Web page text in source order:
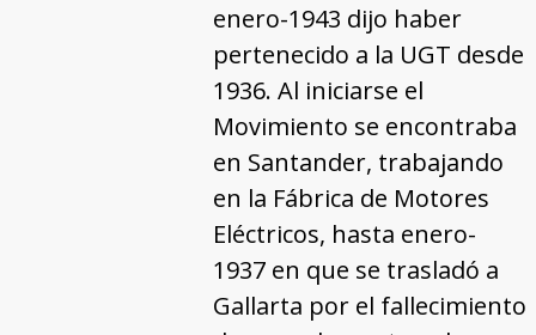
enero-1943 dijo haber
pertenecido a la UGT desde
1936. Al iniciarse el
Movimiento se encontraba
en Santander, trabajando
en la Fábrica de Motores
Eléctricos, hasta enero-
1937 en que se trasladó a
Gallarta por el fallecimiento